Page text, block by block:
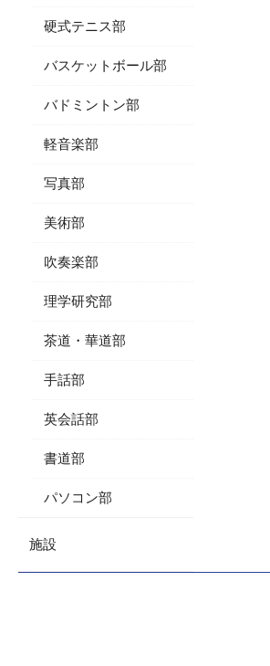
硬式テニス部
バスケットボール部
バドミントン部
軽音楽部
写真部
美術部
吹奏楽部
理学研究部
茶道・華道部
手話部
英会話部
書道部
パソコン部
施設